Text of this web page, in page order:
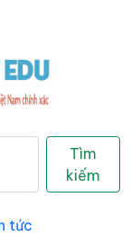
Tìm
kiếm
tức